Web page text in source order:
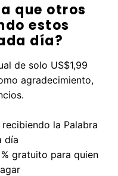
de Génesis
que otros
estos
día?
de solo US$1,99
agradecimiento,
la Palabra
día
gratuito para quien